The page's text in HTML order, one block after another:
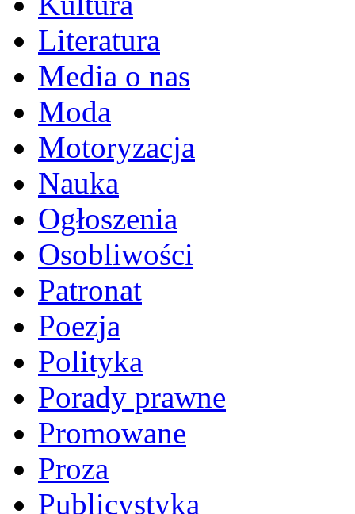
Literatura
Media o nas
Moda
Motoryzacja
Nauka
Ogłoszenia
Osobliwości
Patronat
Poezja
Polityka
Porady prawne
Promowane
Proza
Publicystyka